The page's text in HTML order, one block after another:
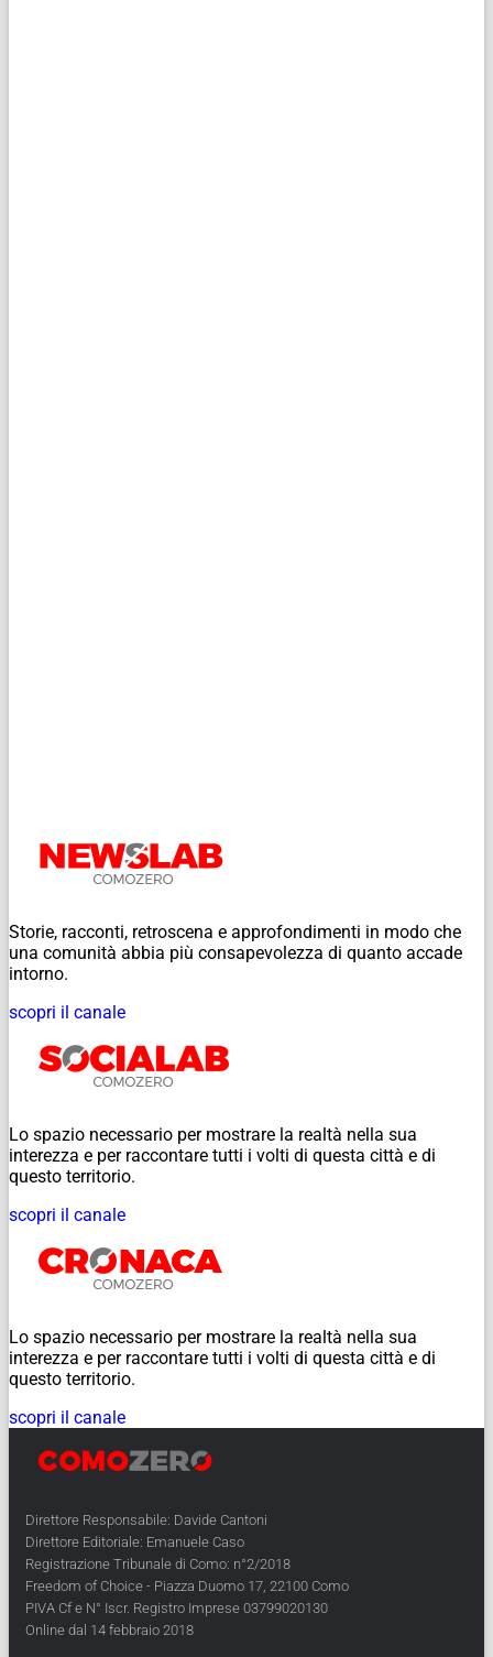
Storie, racconti, retroscena e approfondimenti in modo che
una comunità abbia più consapevolezza di quanto accade
intorno.
scopri il canale
Lo spazio necessario per mostrare la realtà nella sua
interezza e per raccontare tutti i volti di questa città e di
questo territorio.
scopri il canale
Lo spazio necessario per mostrare la realtà nella sua
interezza e per raccontare tutti i volti di questa città e di
questo territorio.
scopri il canale
Direttore Responsabile: Davide Cantoni
Direttore Editoriale: Emanuele Caso
Registrazione Tribunale di Como: n°2/2018
Freedom of Choice - Piazza Duomo 17, 22100 Como
PIVA Cf e N° Iscr. Registro Imprese 03799020130
Online dal 14 febbraio 2018